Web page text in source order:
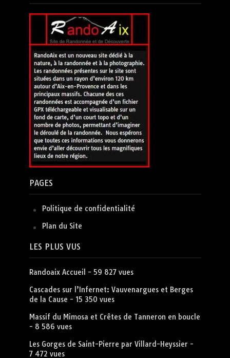
PAGES
Politique de confidentialité
Plan du Site
LES PLUS VUS
Randoaix Accueil - 59 827 vues
Cascades sur l’Infernet: Vauvenargues et Berges
de la Cause - 15 350 vues
Massif du Mimosa et Crêtes de Tanneron en boucle
- 8 586 vues
Les Gorges de Saint-Pierre par Villard-Heyssier -
7 472 vues